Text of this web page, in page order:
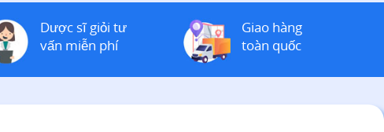
Dược sĩ giỏi tư
vấn miễn phí
Giao hàng
toàn quốc